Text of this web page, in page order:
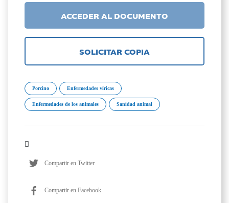
ACCEDER AL DOCUMENTO
SOLICITAR COPIA
Porcino Enfermedades víricas
Enfermedades de los animales Sanidad animal
Compartir en Twitter
Compartir en Facebook